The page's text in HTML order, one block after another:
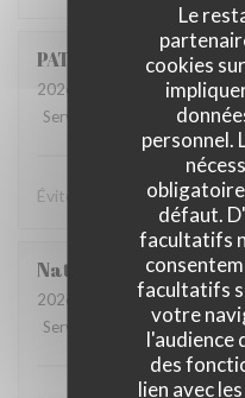
Le
cookies
personnel.
défaut.
facultatifs
facultatifs
votre
l'audience
des
lien avec
PATRICE
2026-04-09
- 20:15 -
Service
Ambiance: 1/5
Éviter le soir pour dîner!
Natalie
2026-04-08
- 18:00 -
Service
Ambiance : 1/5